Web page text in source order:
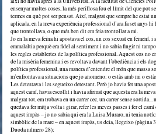
ensenyar moltes coses, la més perillosa fou el límit del que pot
termes en què pot ser pensat. Així, malgrat que sempre he estat
aplicada, en la meva experiència professional d’ara fa set anys
que trontollava, o que més ben dit em feia trontollar a mi.
Jo en la meva feina hi apostava el cos, un cos sexuat en femení, i
emmalaltia perquè era fidel al sentiment i no sabia fingir ni
les regles establertes de la política professional. Aquest cos no
de la misèria femenina i es revoltava davant l’obediència i els
política professional, una manera d’entendre el món que massa
m’enfrontava a situacions que jo anomeno: o estàs amb mi o
Les detestava i les segueixo detestant. Però jo havia fet una
aquest camí, havia escollit i havia afirmat que aquesta era la
malgrat tot, em trobava en un carrer cec, un carrer sense sortida...
quedava fer mitja volta i girar, refer les meves passes i fer el camí
aquest impàs – jo no sabia qui era la Luisa Muraro, ni tenia
simbòlic de la mare – en aquest impàs, us deia, llegeixo (pàgina
Duoda número 28):